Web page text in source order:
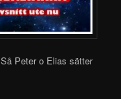
Peter o Elias sätter